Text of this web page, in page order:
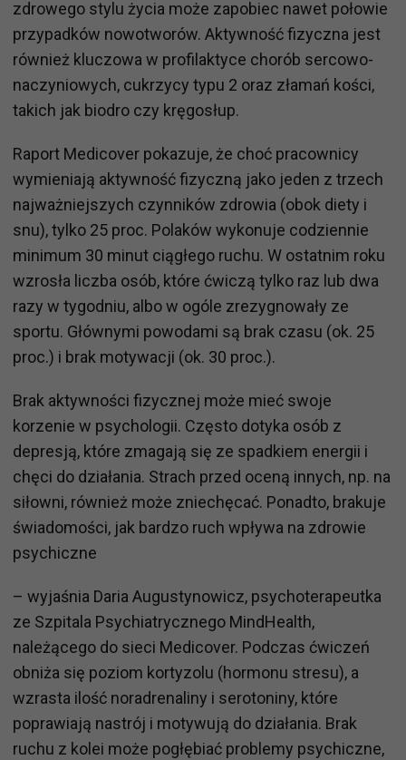
zdrowego stylu życia może zapobiec nawet połowie
przypadków nowotworów. Aktywność fizyczna jest
również kluczowa w profilaktyce chorób sercowo-
naczyniowych, cukrzycy typu 2 oraz złamań kości,
takich jak biodro czy kręgosłup.
Raport Medicover pokazuje, że choć pracownicy
wymieniają aktywność fizyczną jako jeden z trzech
najważniejszych czynników zdrowia (obok diety i
snu), tylko 25 proc. Polaków wykonuje codziennie
minimum 30 minut ciągłego ruchu. W ostatnim roku
wzrosła liczba osób, które ćwiczą tylko raz lub dwa
razy w tygodniu, albo w ogóle zrezygnowały ze
sportu. Głównymi powodami są brak czasu (ok. 25
proc.) i brak motywacji (ok. 30 proc.).
Brak aktywności fizycznej może mieć swoje
korzenie w psychologii. Często dotyka osób z
depresją, które zmagają się ze spadkiem energii i
chęci do działania. Strach przed oceną innych, np. na
siłowni, również może zniechęcać. Ponadto, brakuje
świadomości, jak bardzo ruch wpływa na zdrowie
psychiczne
– wyjaśnia Daria Augustynowicz, psychoterapeutka
ze Szpitala Psychiatrycznego MindHealth,
należącego do sieci Medicover. Podczas ćwiczeń
obniża się poziom kortyzolu (hormonu stresu), a
wzrasta ilość noradrenaliny i serotoniny, które
poprawiają nastrój i motywują do działania. Brak
ruchu z kolei może pogłębiać problemy psychiczne,